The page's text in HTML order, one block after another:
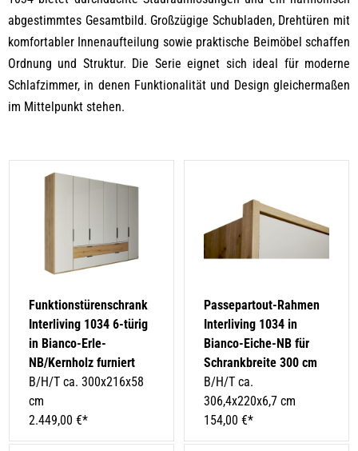
abgestimmtes Gesamtbild. Großzügige Schubladen, Drehtüren mit
komfortabler Innenaufteilung sowie praktische Beimöbel schaffen
Ordnung und Struktur. Die Serie eignet sich ideal für moderne
Schlafzimmer, in denen Funktionalität und Design gleichermaßen
im Mittelpunkt stehen.
Funktionstürenschrank
Interliving 1034 6-türig
in Bianco-Erle-
NB/Kernholz furniert
B/H/T ca. 300x216x58
cm
2.449,00 €*
Passepartout-Rahmen
Interliving 1034 in
Bianco-Eiche-NB für
Schrankbreite 300 cm
B/H/T ca.
306,4x220x6,7 cm
154,00 €*